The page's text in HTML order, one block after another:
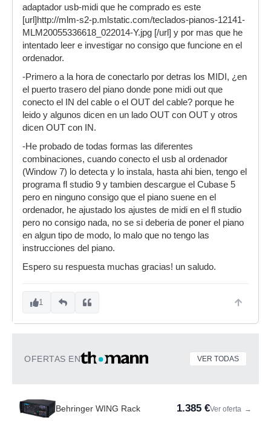
adaptador usb-midi que he comprado es este
[url]http://mlm-s2-p.mlstatic.com/teclados-pianos-12141-
MLM20055336618_022014-Y.jpg [/url] y por mas que he
intentado leer e investigar no consigo que funcione en el
ordenador.
-Primero a la hora de conectarlo por detras los MIDI, ¿en
el puerto trasero del piano donde pone midi out que
conecto el IN del cable o el OUT del cable? porque he
leido y algunos dicen en un lado OUT con OUT y otros
dicen OUT con IN.
-He probado de todas formas las diferentes
combinaciones, cuando conecto el usb al ordenador
(Window 7) lo detecta y lo instala, hasta ahi bien, tengo el
programa fl studio 9 y tambien descargue el Cubase 5
pero en ninguno consigo que el piano suene en el
ordenador, he ajustado los ajustes de midi en el fl studio
pero no consigo nada, no se si deberia de poner el piano
en algun tipo de modo, lo malo que no tengo las
instrucciones del piano.
Espero su respuesta muchas gracias! un saludo.
1
OFERTAS EN VER TODAS
Behringer WING Rack 1.385 €Ver oferta →